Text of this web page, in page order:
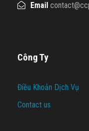
Email
Công Ty
Điều Khoản Dịch Vụ
Contact us